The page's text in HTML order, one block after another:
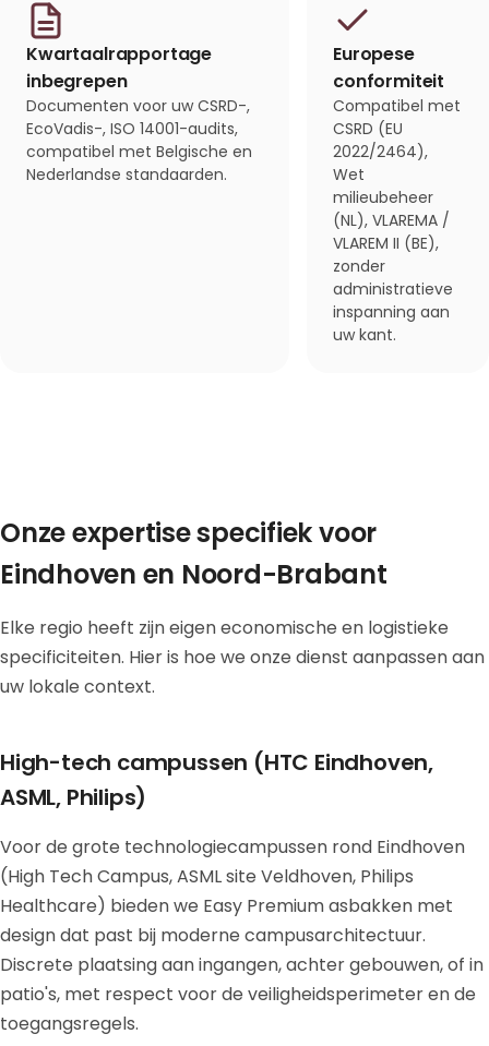
Kwartaalrapportage
inbegrepen
Documenten voor uw CSRD-,
EcoVadis-, ISO 14001-audits,
compatibel met Belgische en
Nederlandse standaarden.
Europese
conformiteit
Compatibel met
CSRD (EU
2022/2464),
Wet
milieubeheer
(NL), VLAREMA /
VLAREM II (BE),
zonder
administratieve
inspanning aan
uw kant.
Onze expertise specifiek voor
Eindhoven en Noord-Brabant
Elke regio heeft zijn eigen economische en logistieke
specificiteiten. Hier is hoe we onze dienst aanpassen aan
uw lokale context.
High-tech campussen (HTC Eindhoven,
ASML, Philips)
Voor de grote technologiecampussen rond Eindhoven
(High Tech Campus, ASML site Veldhoven, Philips
Healthcare) bieden we Easy Premium asbakken met
design dat past bij moderne campusarchitectuur.
Discrete plaatsing aan ingangen, achter gebouwen, of in
patio's, met respect voor de veiligheidsperimeter en de
toegangsregels.